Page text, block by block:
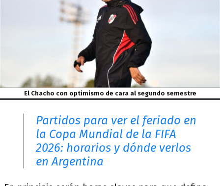
El Chacho con optimismo de cara al segundo semestre
Partidos para ver el feriado en
la Copa Mundial de la FIFA
2026: horarios y dónde verlos
en Argentina